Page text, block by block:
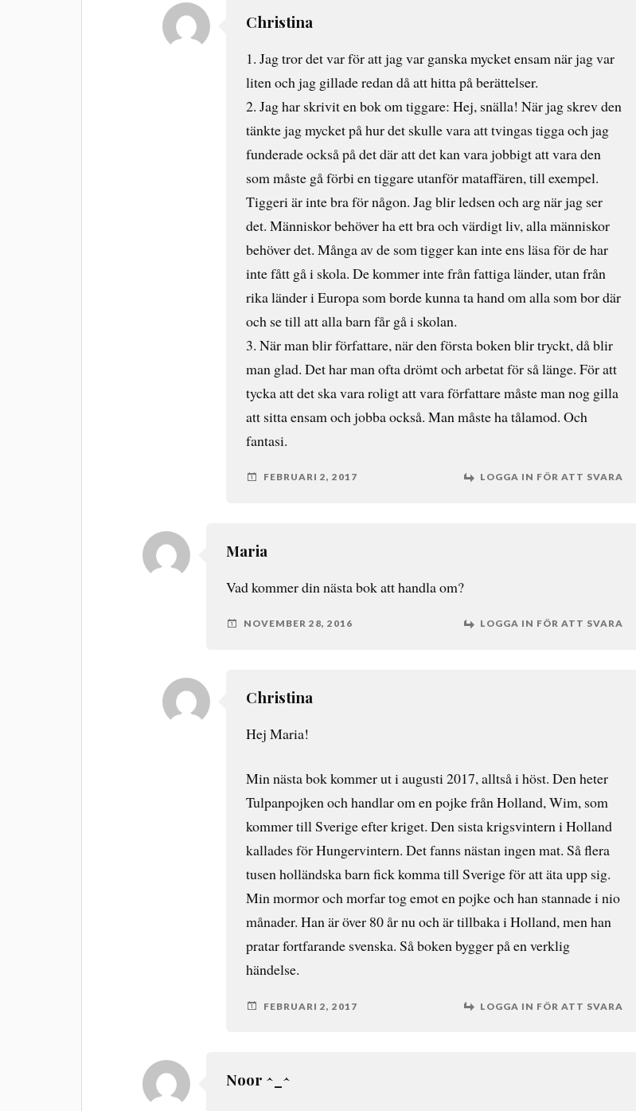
Christina
1. Jag tror det var för att jag var ganska mycket ensam när jag var
liten och jag gillade redan då att hitta på berättelser.
2. Jag har skrivit en bok om tiggare: Hej, snälla! När jag skrev den
tänkte jag mycket på hur det skulle vara att tvingas tigga och jag
funderade också på det där att det kan vara jobbigt att vara den
som måste gå förbi en tiggare utanför mataffären, till exempel.
Tiggeri är inte bra för någon. Jag blir ledsen och arg när jag ser
det. Människor behöver ha ett bra och värdigt liv, alla människor
behöver det. Många av de som tigger kan inte ens läsa för de har
inte fått gå i skola. De kommer inte från fattiga länder, utan från
rika länder i Europa som borde kunna ta hand om alla som bor där
och se till att alla barn får gå i skolan.
3. När man blir författare, när den första boken blir tryckt, då blir
man glad. Det har man ofta drömt och arbetat för så länge. För att
tycka att det ska vara roligt att vara författare måste man nog gilla
att sitta ensam och jobba också. Man måste ha tålamod. Och
fantasi.
FEBRUARI 2, 2017 LOGGA IN FÖR ATT SVARA
Maria
Vad kommer din nästa bok att handla om?
NOVEMBER 28, 2016 LOGGA IN FÖR ATT SVARA
Christina
Hej Maria!
Min nästa bok kommer ut i augusti 2017, alltså i höst. Den heter
Tulpanpojken och handlar om en pojke från Holland, Wim, som
kommer till Sverige efter kriget. Den sista krigsvintern i Holland
kallades för Hungervintern. Det fanns nästan ingen mat. Så flera
tusen holländska barn fick komma till Sverige för att äta upp sig.
Min mormor och morfar tog emot en pojke och han stannade i nio
månader. Han är över 80 år nu och är tillbaka i Holland, men han
pratar fortfarande svenska. Så boken bygger på en verklig
händelse.
FEBRUARI 2, 2017 LOGGA IN FÖR ATT SVARA
Noor ^_^